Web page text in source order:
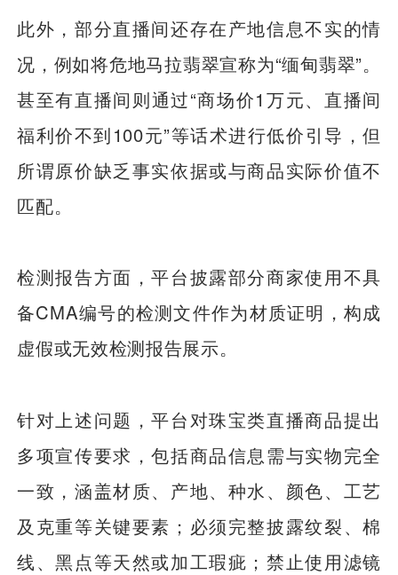
此外，部分直播间还存在产地信息不实的情
况，例如将危地马拉翡翠宣称为“缅甸翡翠”。
甚至有直播间则通过“商场价1万元、直播间
福利价不到100元”等话术进行低价引导，但
所谓原价缺乏事实依据或与商品实际价值不
匹配。
检测报告方面，平台披露部分商家使用不具
备CMA编号的检测文件作为材质证明，构成
虚假或无效检测报告展示。
针对上述问题，平台对珠宝类直播商品提出
多项宣传要求，包括商品信息需与实物完全
一致，涵盖材质、产地、种水、颜色、工艺
及克重等关键要素；必须完整披露纹裂、棉
线、黑点等天然或加工瑕疵；禁止使用滤镜